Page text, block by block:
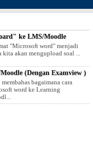
ke LMS/Moodle
(Dengan Examview )